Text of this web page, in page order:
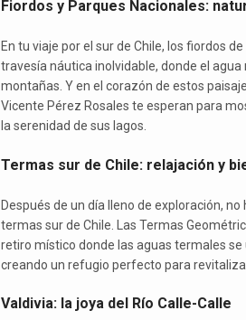
Fiordos y Parques Nacionales:
En tu viaje por el sur de Chile, los fiordos
travesía náutica inolvidable, donde el
montañas. Y en el corazón de estos
Vicente Pérez Rosales te esperan para
la serenidad de sus lagos.
Termas sur de Chile: relajación y
Después de un día lleno de exploración,
termas sur de Chile. Las Termas
retiro místico donde las aguas termales
creando un refugio perfecto para
Valdivia: la joya del Río Calle-Calle